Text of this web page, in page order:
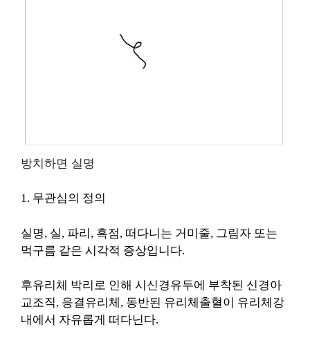
방치하면 실명
1. 무관심의 정의
실명, 실, 파리, 흑점, 떠다니는 거미줄, 그림자 또는
먹구름 같은 시각적 증상입니다.
후유리체 박리로 인해 시신경유두에 부착된 신경아
교조직, 응결유리체, 동반된 유리체출혈이 유리체강
내에서 자유롭게 떠다닌다.